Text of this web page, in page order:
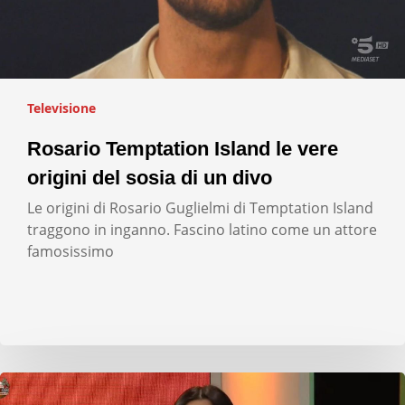
Televisione
Rosario Temptation Island le vere
origini del sosia di un divo
Le origini di Rosario Guglielmi di Temptation Island
traggono in inganno. Fascino latino come un attore
famosissimo